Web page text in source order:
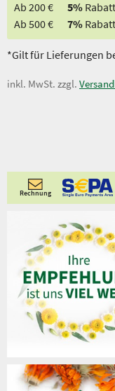
Ab 200 €
5% Rabatt
Ab 500 €
7% Rabatt
*Gilt für Lieferungen
inkl. MwSt. zzgl.
Rechnung